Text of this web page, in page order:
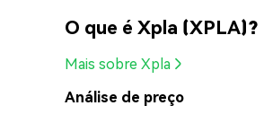
O que é Xpla (XPLA)?
Mais sobre Xpla
Análise de preço